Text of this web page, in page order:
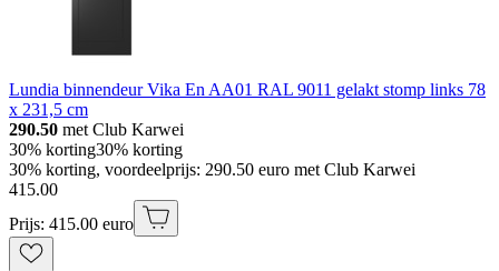
Lundia binnendeur Vika En AA01 RAL 9011 gelakt stomp links 78
x 231,5 cm
290.50 met Club Karwei
30% korting30% korting
30% korting, voordeelprijs: 290.50 euro met Club Karwei
415.00
Prijs: 415.00 euro